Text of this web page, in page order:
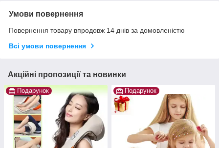
Умови повернення
Повернення товару впродовж 14 днів за домовленістю
Всі умови повернення
Акційні пропозиції та новинки
Подарунок Подарунок